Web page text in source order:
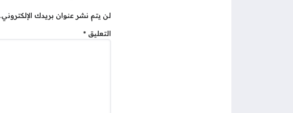
لن يتم نشر عنوان بريدك الإلكتروني.
التعليق *